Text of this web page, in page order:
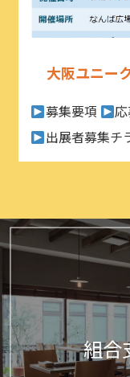
大阪ユニー
募集要項
出展者募集チ
組合